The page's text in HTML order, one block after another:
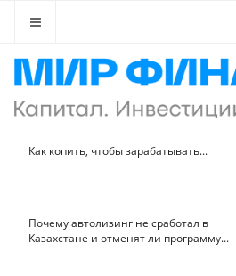
Как копить, чтобы зарабатывать...
Почему автолизинг не сработал в
Казахстане и отменят ли программу...